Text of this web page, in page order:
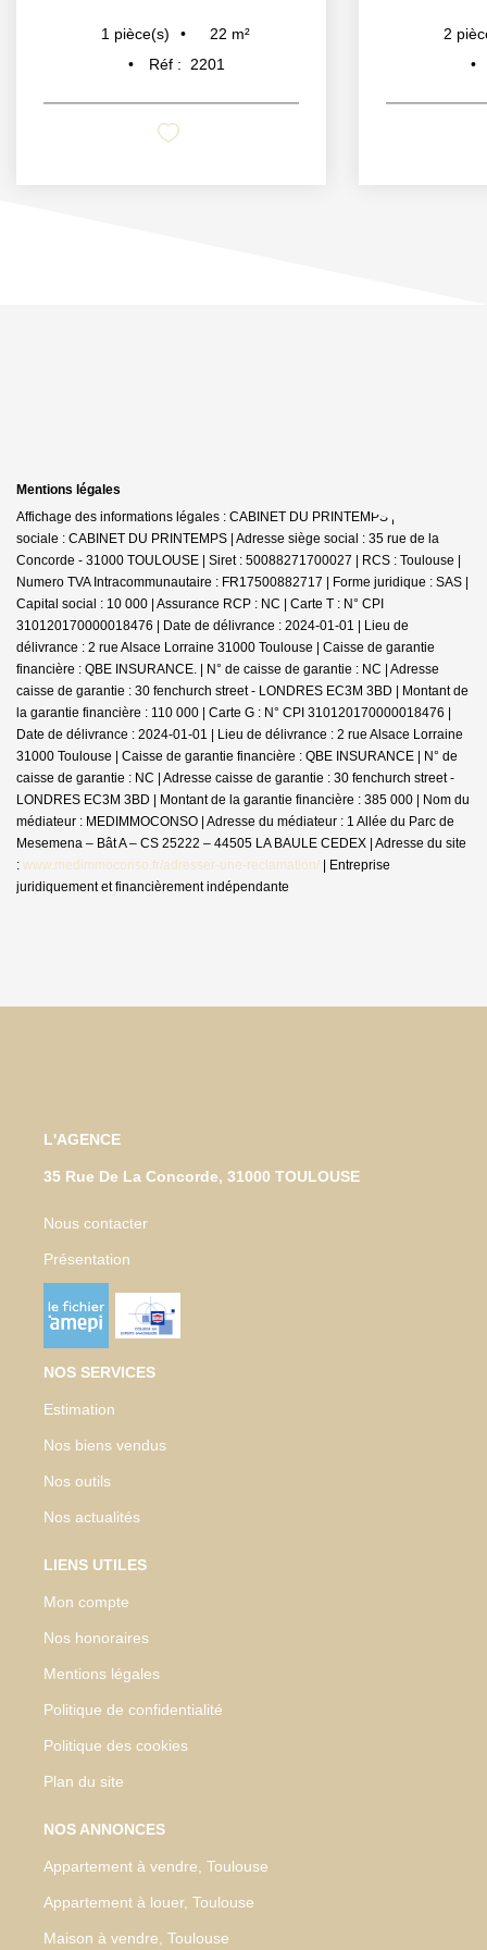
1 pièce(s) 22 m²
Réf :
2201
2
Mentions légales
Affichage des informations légales : CABINET DU PRINTEMPS | Raison
sociale : CABINET DU PRINTEMPS | Adresse siège social : 35 rue de la
Concorde - 31000 TOULOUSE | Siret : 50088271700027 | RCS : Toulouse |
Numero TVA Intracommunautaire : FR17500882717 | Forme juridique : SAS |
Capital social : 10 000 | Assurance RCP : NC | Carte T : N° CPI
310120170000018476 | Date de délivrance : 2024-01-01 | Lieu de
délivrance : 2 rue Alsace Lorraine 31000 Toulouse | Caisse de garantie
financière : QBE INSURANCE. | N° de caisse de garantie : NC | Adresse
caisse de garantie : 30 fenchurch street - LONDRES EC3M 3BD | Montant de
la garantie financière : 110 000 | Carte G : N° CPI 310120170000018476 |
Date de délivrance : 2024-01-01 | Lieu de délivrance : 2 rue Alsace Lorraine
31000 Toulouse | Caisse de garantie financière : QBE INSURANCE | N° de
caisse de garantie : NC | Adresse caisse de garantie : 30 fenchurch street -
LONDRES EC3M 3BD | Montant de la garantie financière : 385 000 | Nom du
médiateur : MEDIMMOCONSO | Adresse du médiateur : 1 Allée du Parc de
Mesemena – Bât A – CS 25222 – 44505 LA BAULE CEDEX | Adresse du site
: www.medimmoconso.fr/adresser-une-reclamation/ | Entreprise
juridiquement et financièrement indépendante
L'AGENCE
35 Rue De La Concorde, 31000 TOULOUSE
Nous contacter
Présentation
NOS SERVICES
Estimation
Nos biens vendus
Nos outils
Nos actualités
LIENS UTILES
Mon compte
Nos honoraires
Mentions légales
Politique de confidentialité
Politique des cookies
Plan du site
NOS ANNONCES
Appartement à vendre, Toulouse
Appartement à louer, Toulouse
Maison à vendre, Toulouse